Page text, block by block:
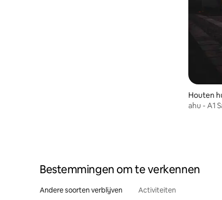
Houten
ahu - A1
Bestemmingen om te verkennen
Andere soorten verblijven Activiteiten